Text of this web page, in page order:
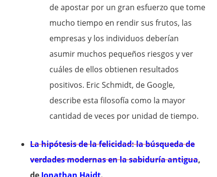
de apostar por un gran esfuerzo que tome
mucho tiempo en rendir sus frutos, las
empresas y los individuos deberían
asumir muchos pequeños riesgos y ver
cuáles de ellos obtienen resultados
positivos. Eric Schmidt, de Google,
describe esta filosofía como la mayor
cantidad de veces por unidad de tiempo.
La hipótesis de la felicidad: la búsqueda de
verdades modernas en la sabiduría antigua,